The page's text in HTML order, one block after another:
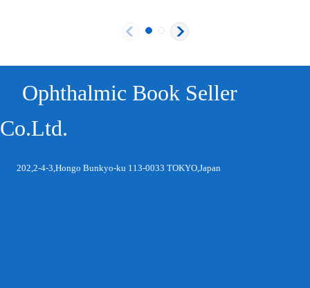
Ophthalmic Book Seller
Co.Ltd.
202,2-4-3,Hongo Bunkyo-ku 113-0033 TOKYO,Japan